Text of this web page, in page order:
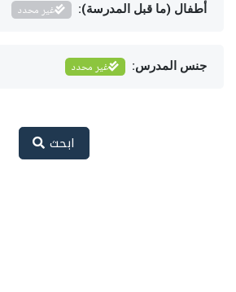
أطفال (ما قبل المدرسة): غير محدد
جنس المدرس: غير محدد
ابحث